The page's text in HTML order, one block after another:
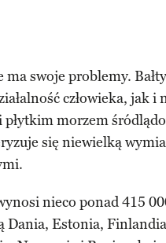
ma swoje problemy.
człowieka, jak
płytkim morzem
się niewielką
nieco ponad 415
Dania, Estonia,